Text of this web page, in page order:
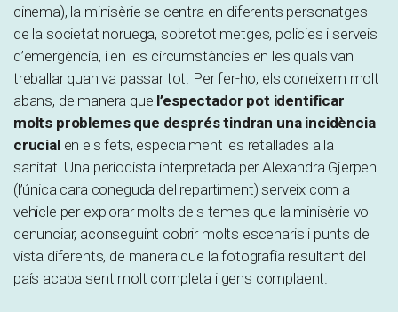
cinema), la minisèrie se centra en diferents personatges
de la societat noruega, sobretot metges, policies i serveis
d’emergència, i en les circumstàncies en les quals van
treballar quan va passar tot. Per fer-ho, els coneixem molt
abans, de manera que l’espectador pot identificar
molts problemes que després tindran una incidència
crucialen els fets, especialment les retallades a la
sanitat. Una periodista interpretada per Alexandra Gjerpen
(l’única cara coneguda del repartiment) serveix com a
vehicle per explorar molts dels temes que la minisèrie vol
denunciar, aconseguint cobrir molts escenaris i punts de
vista diferents, de manera que la fotografia resultant del
país acaba sent molt completa i gens complaent.